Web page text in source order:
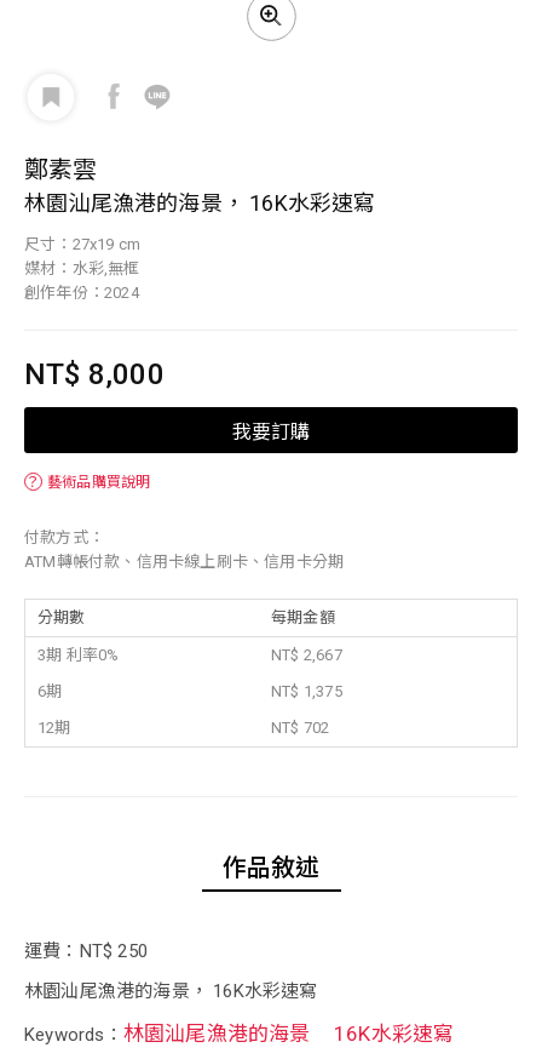
鄭素雲
林園汕尾漁港的海景， 16K水彩速寫
尺寸：27x19 cm
媒材：水彩,無框
創作年份：2024
NT$ 8,000
我要訂購
？ 藝術品購買說明
付款方式：
ATM轉帳付款、信用卡線上刷卡、信用卡分期
分期數 每期金額
3期 利率0%
NT$ 2,667
6期
NT$ 1,375
12期
NT$ 702
作品敘述
運費：NT$ 250
林園汕尾漁港的海景， 16K水彩速寫
Keywords： 林園汕尾漁港的海景 16K水彩速寫